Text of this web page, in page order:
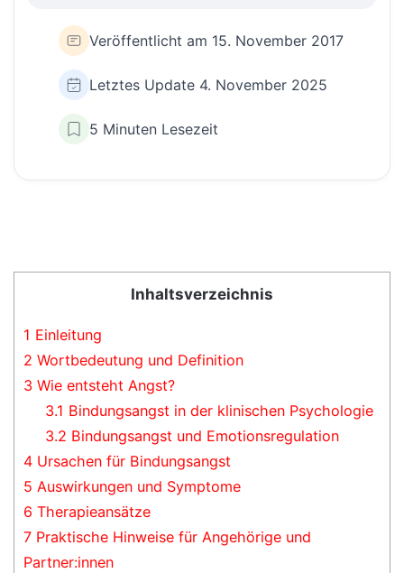
Veröffentlicht am 15. November 2017
Letztes Update 4. November 2025
5 Minuten Lesezeit
Inhaltsverzeichnis
1 Einleitung
2 Wortbedeutung und Definition
3 Wie entsteht Angst?
3.1 Bindungsangst in der klinischen Psychologie
3.2 Bindungsangst und Emotionsregulation
4 Ursachen für Bindungsangst
5 Auswirkungen und Symptome
6 Therapieansätze
7 Praktische Hinweise für Angehörige und
Partner:innen